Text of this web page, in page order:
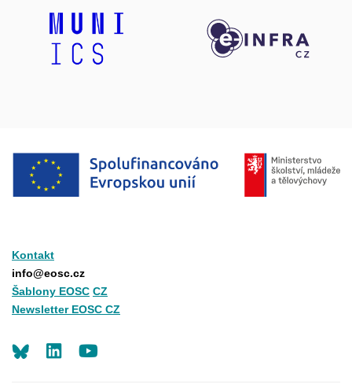
Kontakt
info@eosc.cz
Šablony EOSC CZ
Newsletter EOSC CZ
LinkedIn